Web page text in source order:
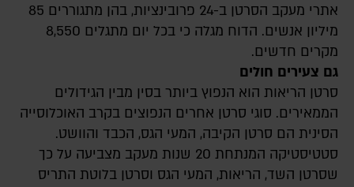
אתרי מעקב הסרטן ב-24 פרובינציות, בהן מתגוררים 85
מיליון אנשים. הדוח מגלה כי בכל יום מתגלים 8,550
מקרים חדשים.
גם צעירים חולים
סרטן הריאות הוא הנפוץ ביותר בסין מבין הגידולים
הממאירים. סוגי סרטן אחרים הנפוצים בקרב האוכלוסייה
הסינית הם סרטן הקיבה, המעי הגס, הכבד והוושט.
סטטיסטיקה המנתחת 20 שנות מעקב מצביעה על כך
שסרטן השד, הריאות, המעי הגס וסרטן בלוטת התריס